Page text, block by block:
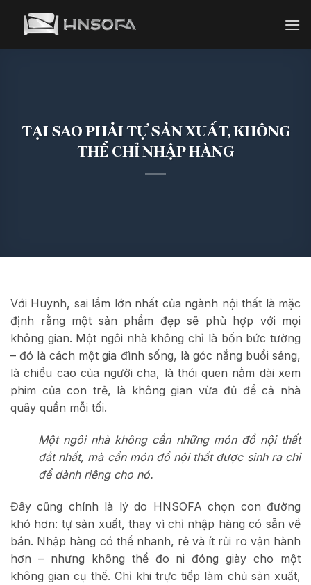
TẠI SAO PHẢI TỰ SẢN XUẤT, KHÔNG
THỂ CHỈ NHẬP HÀNG
Với Huynh, sai lầm lớn nhất của ngành nội thất là mặc
định rằng một sản phẩm đẹp sẽ phù hợp với mọi
không gian. Một ngôi nhà không chỉ là bốn bức tường
– đó là cách một gia đình sống, là góc nắng buổi sáng,
là chiều cao của người cha, là thói quen nằm dài xem
phim của con trẻ, là không gian vừa đủ để cả nhà
quây quần mỗi tối.
Một ngôi nhà không cần những món đồ nội thất
đắt nhất, mà cần món đồ nội thất được sinh ra chỉ
để dành riêng cho nó.
Đây cũng chính là lý do HNSOFA chọn con đường
khó hơn: tự sản xuất, thay vì chỉ nhập hàng có sẵn về
bán. Nhập hàng có thể nhanh, rẻ và ít rủi ro vận hành
hơn – nhưng không thể đo ni đóng giày cho một
không gian cụ thể. Chỉ khi trực tiếp làm chủ sản xuất,